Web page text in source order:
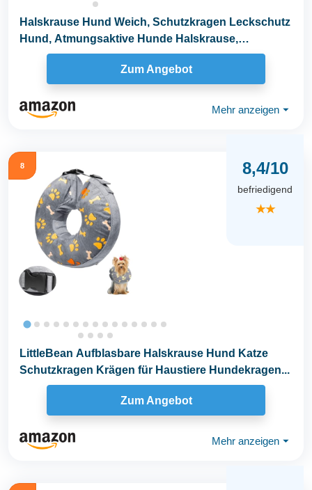
Halskrause Hund Weich, Schutzkragen Leckschutz
Hund, Atmungsaktive Hunde Halskrause,
Einstellbarer...
Zum Angebot
Mehr anzeigen ⏷
8 8,4/10
befriedigend
★★
LittleBean Aufblasbare Halskrause Hund Katze
Schutzkragen Krägen für Haustiere Hundekragen...
Zum Angebot
Mehr anzeigen ⏷